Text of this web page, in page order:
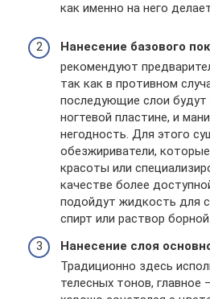
как именно на него
Нанесение базового
рекомендуют
так как в противном
последующие слои будут
ногтевой пластине, и
негодность. Для этого
обезжириватели,
красоты или
качестве более
подойдут жидкость для
спирт или раствор
Нанесение слоя
Традиционно здесь
телесных тонов,